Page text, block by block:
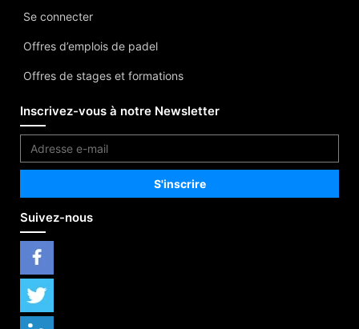
Se connecter
Offres d’emplois de padel
Offres de stages et formations
Inscrivez-vous à notre Newsletter
Suivez-nous